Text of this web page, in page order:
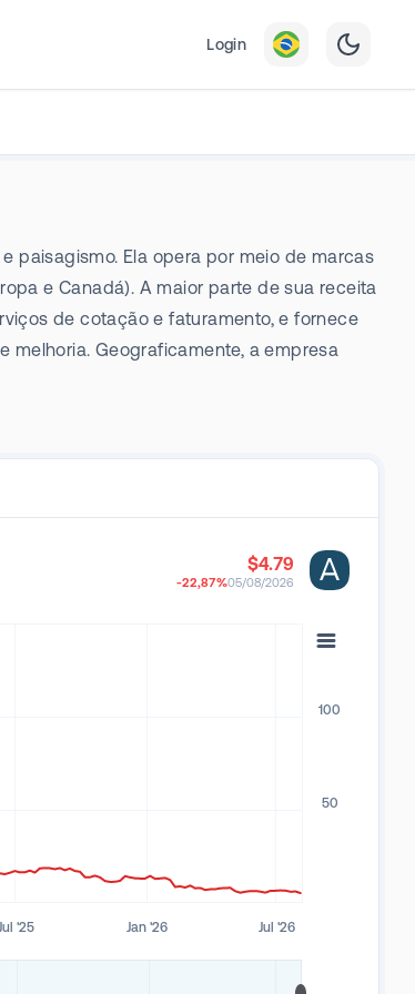
Login
paisagismo. Ela opera por meio de marcas
e Canadá). A maior parte de sua receita
de cotação e faturamento, e fornece
melhoria. Geograficamente, a empresa
$4.79
-22,87%05/08/2026
'25 Jan '26 Jul '26
50
100